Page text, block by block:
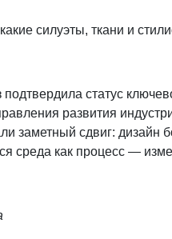
силуэты, ткани и
подтвердила статус
развития
заметный сдвиг: дизайн
среда как процесс —